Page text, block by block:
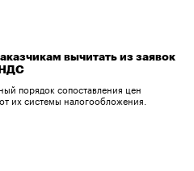
вычитать из заявок
НДС
порядок сопоставления цен
их системы налогообложения.